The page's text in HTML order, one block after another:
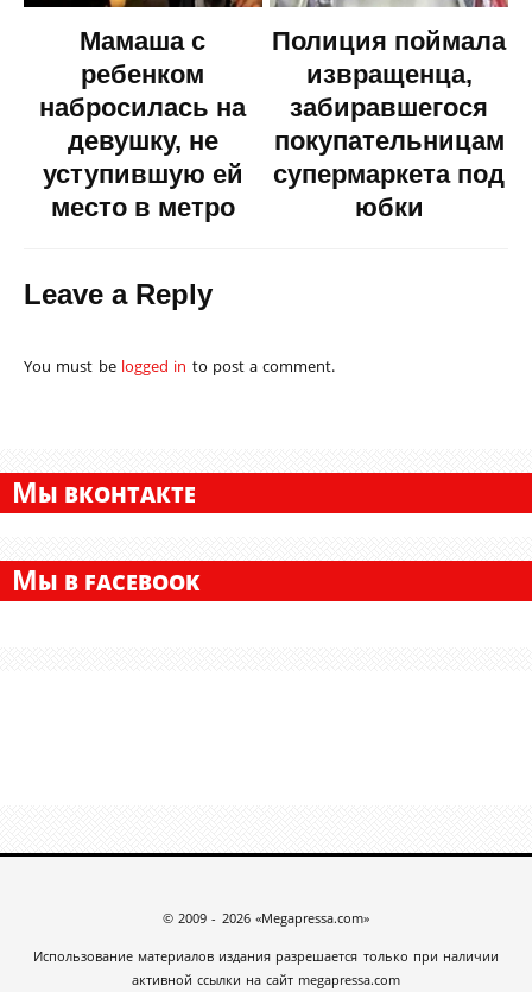
Мамаша с
ребенком
набросилась на
девушку, не
уступившую ей
место в метро
Полиция поймала
извращенца,
забиравшегося
покупательницам
супермаркета под
юбки
Leave a Reply
You must be logged in to post a comment.
МЫ ВКОНТАКТЕ
МЫ В FACEBOOK
© 2009 - 2026 «Megapressa.com»
Использование материалов издания разрешается только при наличии
активной ссылки на сайт megapressa.com